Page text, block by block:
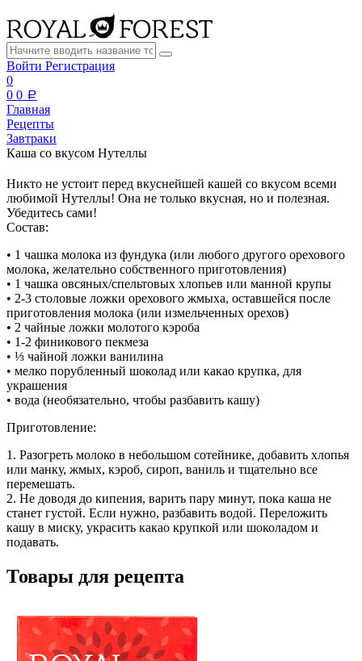
Войти Регистрация
0
0 0 a
Главная
Рецепты
Завтраки
Каша со вкусом Нутеллы
Никто не устоит перед вкуснейшей кашей со вкусом всеми
любимой Нутеллы! Она не только вкусная, но и полезная.
Убедитесь сами!
Состав:
• 1 чашка молока из фундука (или любого другого орехового
молока, желательно собственного приготовления)
• 1 чашка овсяных/спельтовых хлопьев или манной крупы
• 2-3 столовые ложки орехового жмыха, оставшейся после
приготовления молока (или измельченных орехов)
• 2 чайные ложки молотого кэроба
• 1-2 финикового пекмеза
• ⅓ чайной ложки ванилина
• мелко порубленный шоколад или какао крупка, для
украшения
• вода (необязательно, чтобы разбавить кашу)
Приготовление:
1. Разогреть молоко в небольшом сотейнике, добавить хлопья
или манку, жмых, кэроб, сироп, ваниль и тщательно все
перемешать.
2. Не доводя до кипения, варить пару минут, пока каша не
станет густой. Если нужно, разбавить водой. Переложить
кашу в миску, украсить какао крупкой или шоколадом и
подавать.
Товары для рецепта